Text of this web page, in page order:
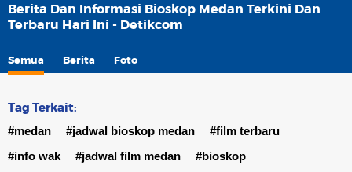
Berita Dan Informasi Bioskop Medan Terkini Dan
Terbaru Hari Ini - Detikcom
Semua Berita Foto
Tag Terkait:
#medan #jadwal bioskop medan
#film terbaru
#info wak
#jadwal film medan #bioskop